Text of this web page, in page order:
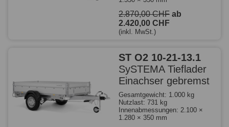
2.870,00 CHF ab
2.420,00 CHF
(inkl. MwSt.)
ST O2 10-21-13.1
SySTEMA Tieflader
Einachser gebremst
Gesamtgewicht: 1.000 kg
Nutzlast: 731 kg
Innenabmessungen: 2.100 ×
1.280 × 350 mm